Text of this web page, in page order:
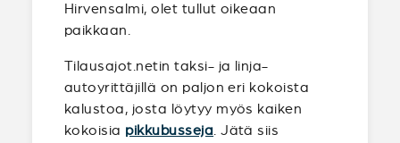
Hirvensalmi, olet tullut oikeaan
paikkaan.
Tilausajot.netin taksi- ja linja-
autoyrittäjillä on paljon eri kokoista
kalustoa, josta löytyy myös kaiken
kokoisia pikkubusseja . Jätä siis